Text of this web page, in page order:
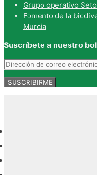
Grupo operativo
Fomento de la
Murcia
Suscríbete a nuestro